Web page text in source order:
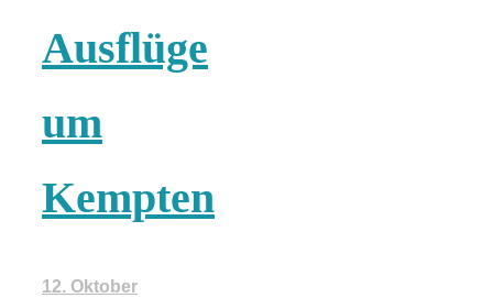
Ausflüge
um
Kempten
12. Oktober